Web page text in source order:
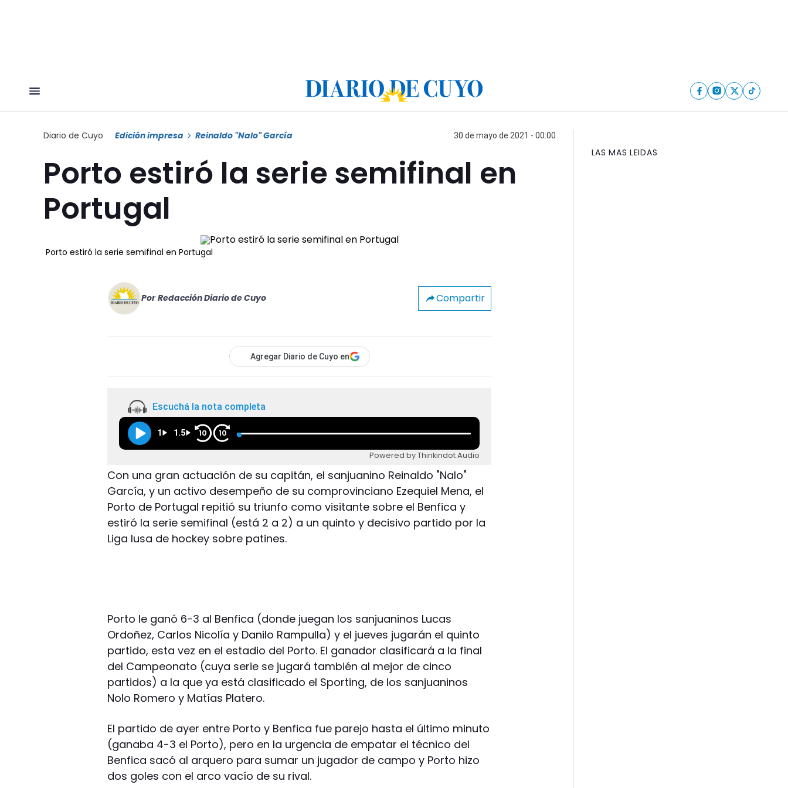
Diario de Cuyo Edición impresa Reinaldo "Nalo" García 30 de mayo de 2021 - 00:00
Porto estiró la serie semifinal en
Portugal
Porto estiró la serie semifinal en Portugal
Por Redacción Diario de Cuyo Compartir
Agregar Diario de Cuyo en
Escuchá la nota completa
1 1.5 10 10
Powered by Thinkindot Audio
Con una gran actuación de su capitán, el sanjuanino Reinaldo "Nalo"
García, y un activo desempeño de su comprovinciano Ezequiel Mena, el
Porto de Portugal repitió su triunfo como visitante sobre el Benfica y
estiró la serie semifinal (está 2 a 2) a un quinto y decisivo partido por la
Liga lusa de hockey sobre patines.
Porto le ganó 6-3 al Benfica (donde juegan los sanjuaninos Lucas
Ordoñez, Carlos Nicolía y Danilo Rampulla) y el jueves jugarán el quinto
partido, esta vez en el estadio del Porto. El ganador clasificará a la final
del Campeonato (cuya serie se jugará también al mejor de cinco
partidos) a la que ya está clasificado el Sporting, de los sanjuaninos
Nolo Romero y Matías Platero.
El partido de ayer entre Porto y Benfica fue parejo hasta el último minuto
(ganaba 4-3 el Porto), pero en la urgencia de empatar el técnico del
Benfica sacó al arquero para sumar un jugador de campo y Porto hizo
dos goles con el arco vacío de su rival.
LAS MAS LEIDAS